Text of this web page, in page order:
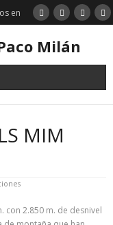
en
Milán
MIM
con 2.850 m. de desnivel